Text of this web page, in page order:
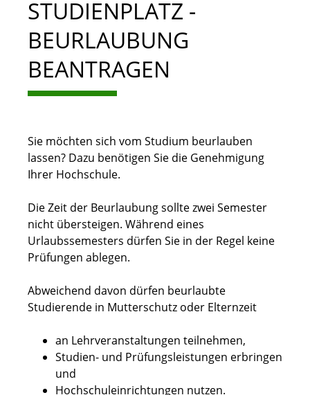
STUDIENPLATZ -
BEURLAUBUNG
BEANTRAGEN
Sie möchten sich vom Studium beurlauben
lassen? Dazu benötigen Sie die Genehmigung
Ihrer Hochschule.
Die Zeit der Beurlaubung sollte zwei Semester
nicht übersteigen. Während eines
Urlaubssemesters dürfen Sie in der Regel keine
Prüfungen ablegen.
Abweichend davon dürfen beurlaubte
Studierende in Mutterschutz oder Elternzeit
an Lehrveranstaltungen teilnehmen,
Studien- und Prüfungsleistungen erbringen
und
Hochschuleinrichtungen nutzen.